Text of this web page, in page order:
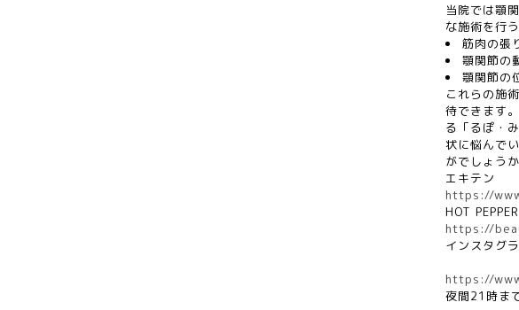
当院では顎
な施術を行
筋肉の張
顎関節の
顎関節の
これらの施
待できます
る「るぽ・
状に悩んで
がでしょう
エキテン
https://
HOT PEPPER
https://
インスタグ
https://
夜間21 時ま